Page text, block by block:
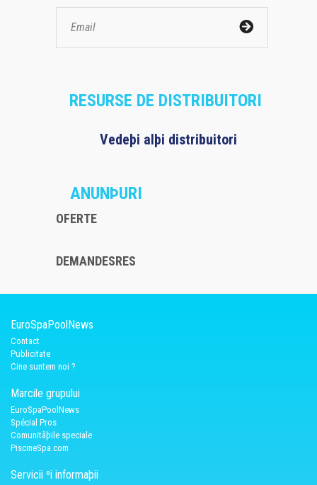
RESURSE DE DISTRIBUITORI
Vedeþi alþi distribuitori
ANUNÞURI
OFERTE
DEMANDESRES
EuroSpaPoolNews
Contact
Publicitate
Cine suntem noi ?
Marcile grupului
EuroSpaPoolNews
Spécial Pros
Comunitãþile speciale
PiscineSpa.com
Servicii ºi informaþii